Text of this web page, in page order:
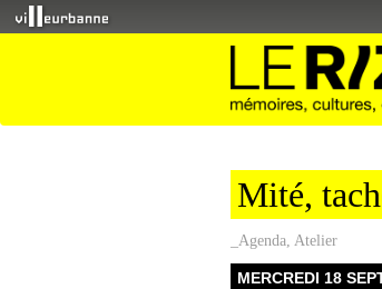
Mité,
_Agenda, Atelier
MERCREDI 18